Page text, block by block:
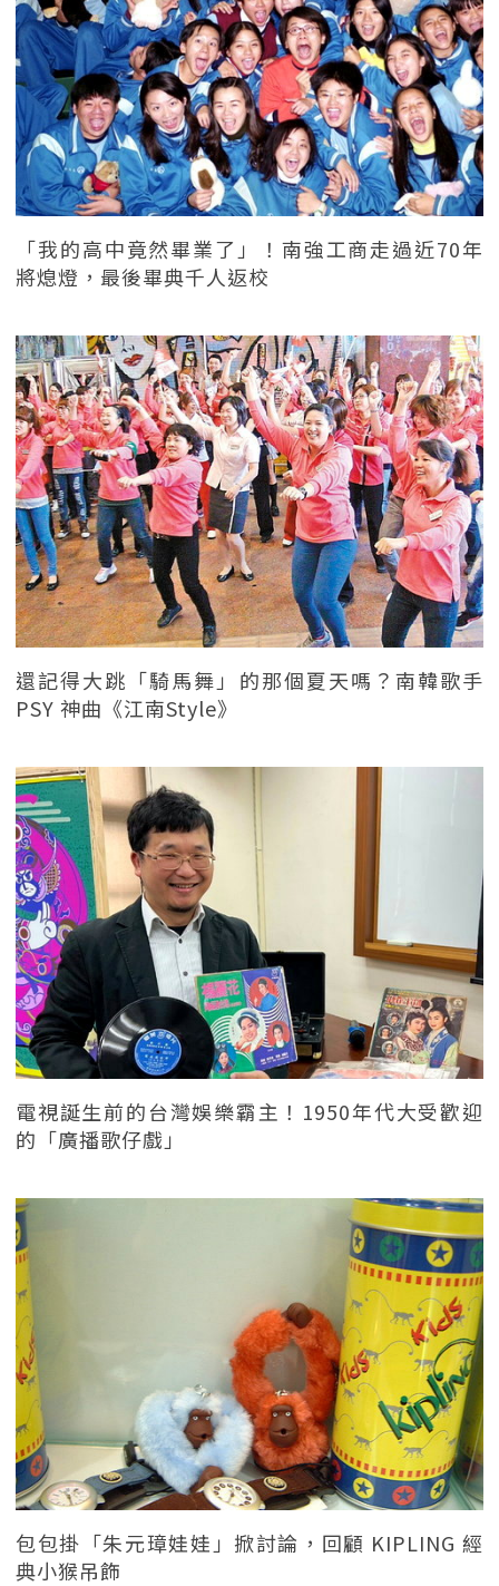
「我的高中竟然畢業了」！南強工商走過近70年
將熄燈，最後畢典千人返校
還記得大跳「騎馬舞」的那個夏天嗎？南韓歌手
PSY 神曲《江南Style》
電視誕生前的台灣娛樂霸主！1950年代大受歡迎
的「廣播歌仔戲」
包包掛「朱元璋娃娃」掀討論，回顧 KIPLING 經
典小猴吊飾